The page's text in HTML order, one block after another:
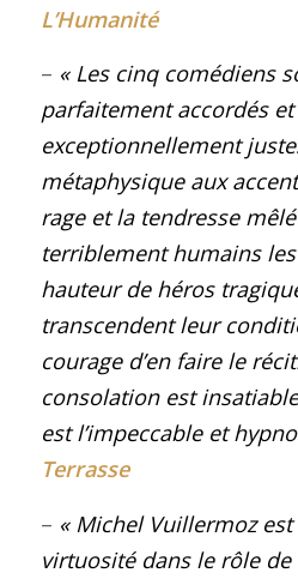
L’Humanité
– « Les cinq comédiens
parfaitement accordés et
exceptionnellement
métaphysique aux
rage et la tendresse
terriblement humains
hauteur de héros
transcendent leur
courage d’en faire le
consolation est
est l’impeccable et
Terrasse
– « Michel Vuillermoz
virtuosité dans le rôle